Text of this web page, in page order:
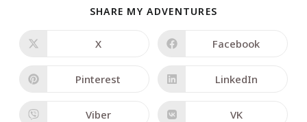
SHARE MY ADVENTURES
X Facebook
Pinterest LinkedIn
Viber VK